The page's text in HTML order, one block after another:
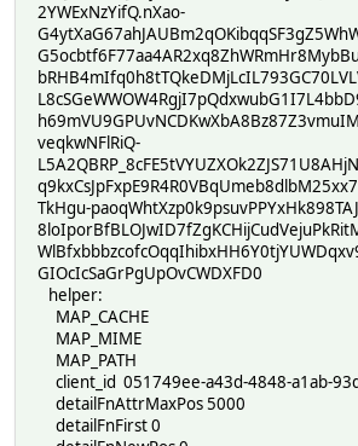
2YWExNzYifQ.nXao-
veqkwNFlRiQ-
TkHgu-
GIOcIcSaGrPgUpOvCWDXFD0
helper:
MAP_CACHE
MAP_MIME
MAP_PATH
client_id 051749ee-a43d-4848-a1ab-
detailFnAttrMaxPos 5000
detailFnFirst 0